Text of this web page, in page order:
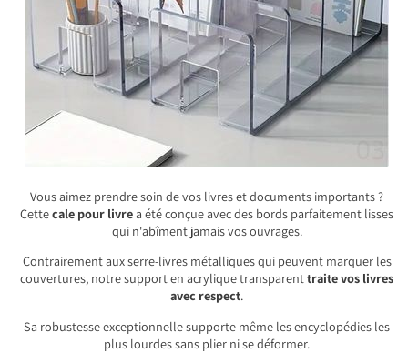
Vous aimez prendre soin de vos livres et documents importants ?
Cettecale pour livrea été conçue avec des bords parfaitement lisses
qui n'abîment jamais vos ouvrages.
Contrairement aux serre-livres métalliques qui peuvent marquer les
couvertures, notre support en acrylique transparenttraite vos livres
avec respect.
Sa robustesse exceptionnelle supporte même les encyclopédies les
plus lourdes sans plier ni se déformer.